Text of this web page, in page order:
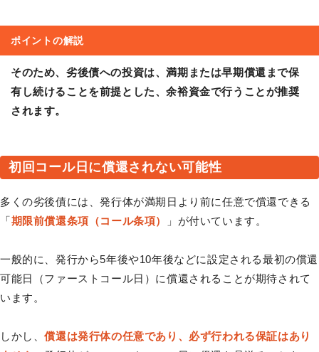
ポイントの解説
そのため、劣後債への投資は、満期または早期償還まで保
有し続けることを前提とした、余裕資金で行うことが推奨
されます。
初回コール日に償還されない可能性
多くの劣後債には、発行体が満期日より前に任意で償還できる
「期限前償還条項（コール条項） 」が付いています。
一般的に、発行から5年後や10年後などに設定される最初の償還
可能日（ファーストコール日）に償還されることが期待されて
います。
しかし、償還は発行体の任意であり、必ず行われる保証はあり